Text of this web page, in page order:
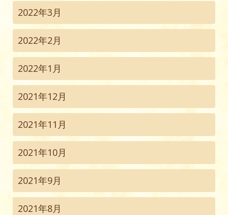
2022年3月
2022年2月
2022年1月
2021年12月
2021年11月
2021年10月
2021年9月
2021年8月